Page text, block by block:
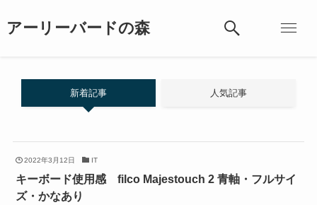
アーリーバードの森
新着記事 人気記事
2022年3月12日 IT
キーボード使用感 filco Majestouch 2 青軸・フルサイ
ズ・かなあり